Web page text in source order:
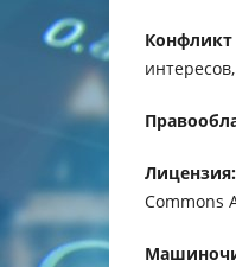
Конфликт
Лицензия:
Commons